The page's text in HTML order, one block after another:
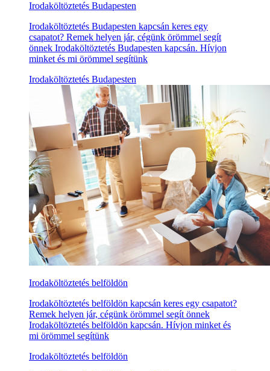
Irodaköltöztetés Budapesten
Irodaköltöztetés Budapesten kapcsán keres egy
csapatot? Remek helyen jár, cégünk örömmel segít
önnek Irodaköltöztetés Budapesten kapcsán. Hívjon
minket és mi örömmel segítünk
Irodaköltöztetés Budapesten
Irodaköltöztetés belföldön
Irodaköltöztetés belföldön kapcsán keres egy csapatot?
Remek helyen jár, cégünk örömmel segít önnek
Irodaköltöztetés belföldön kapcsán. Hívjon minket és
mi örömmel segítünk
Irodaköltöztetés belföldön